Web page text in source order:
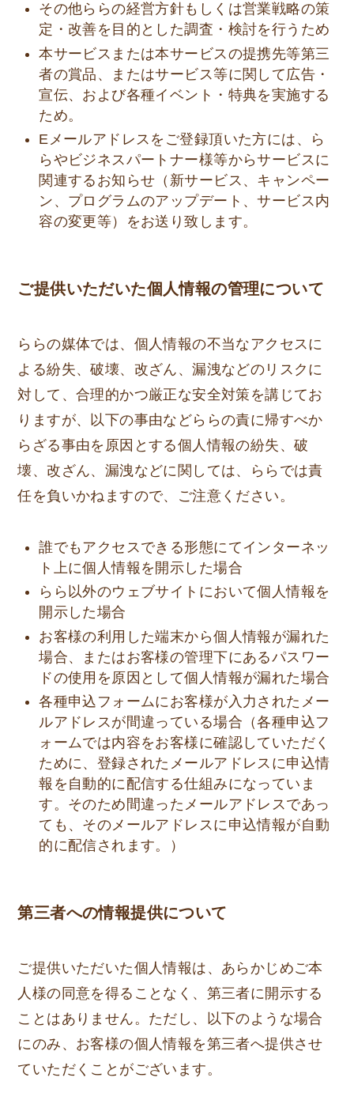
その他ららの経営方針もしくは営業戦略の策
定・改善を目的とした調査・検討を行うため
本サービスまたは本サービスの提携先等第三
者の賞品、またはサービス等に関して広告・
宣伝、および各種イベント・特典を実施する
ため。
Eメールアドレスをご登録頂いた方には、ら
らやビジネスパートナー様等からサービスに
関連するお知らせ（新サービス、キャンペー
ン、プログラムのアップデート、サービス内
容の変更等）をお送り致します。
ご提供いただいた個人情報の管理について
ららの媒体では、個人情報の不当なアクセスに
よる紛失、破壊、改ざん、漏洩などのリスクに
対して、合理的かつ厳正な安全対策を講じてお
りますが、以下の事由などららの責に帰すべか
らざる事由を原因とする個人情報の紛失、破
壊、改ざん、漏洩などに関しては、ららでは責
任を負いかねますので、ご注意ください。
誰でもアクセスできる形態にてインターネッ
ト上に個人情報を開示した場合
らら以外のウェブサイトにおいて個人情報を
開示した場合
お客様の利用した端末から個人情報が漏れた
場合、またはお客様の管理下にあるパスワー
ドの使用を原因として個人情報が漏れた場合
各種申込フォームにお客様が入力されたメー
ルアドレスが間違っている場合（各種申込フ
ォームでは内容をお客様に確認していただく
ために、登録されたメールアドレスに申込情
報を自動的に配信する仕組みになっていま
す。そのため間違ったメールアドレスであっ
ても、そのメールアドレスに申込情報が自動
的に配信されます。）
第三者への情報提供について
ご提供いただいた個人情報は、あらかじめご本
人様の同意を得ることなく、第三者に開示する
ことはありません。ただし、以下のような場合
にのみ、お客様の個人情報を第三者へ提供させ
ていただくことがございます。